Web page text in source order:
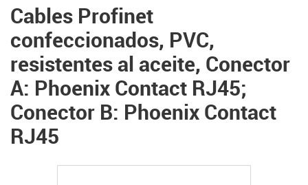
Cables Profinet
confeccionados, PVC,
resistentes al aceite, Conector
A: Phoenix Contact RJ45;
Conector B: Phoenix Contact
RJ45